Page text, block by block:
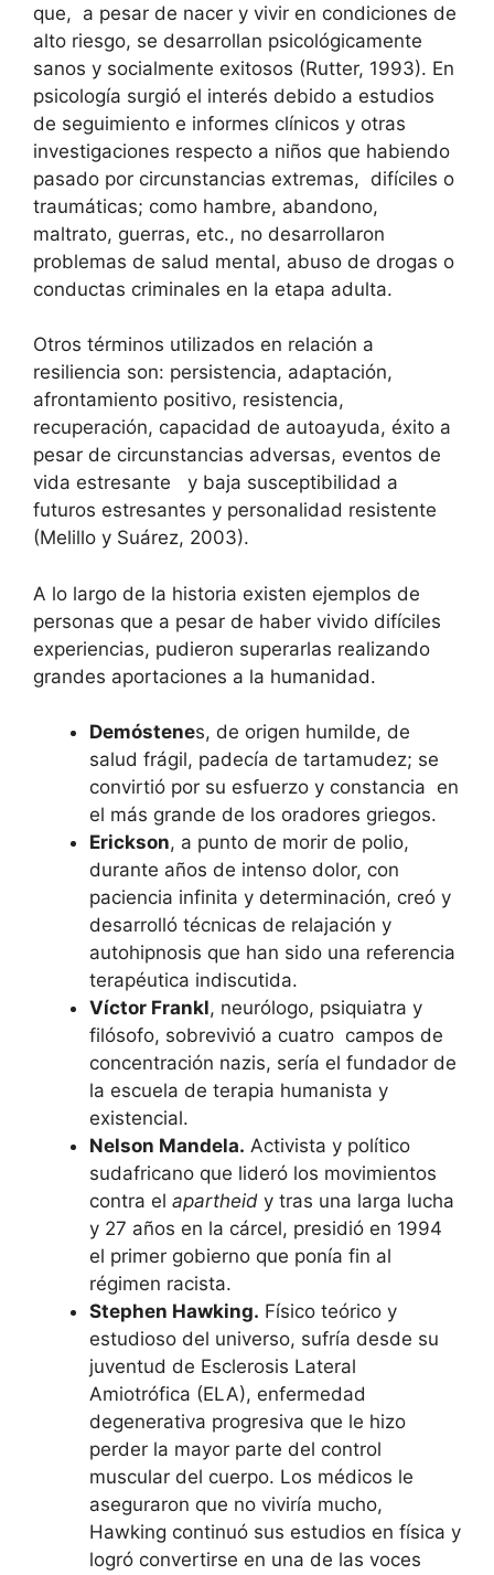
que, a pesar de nacer y vivir en condiciones de
alto riesgo, se desarrollan psicológicamente
sanos y socialmente exitosos (Rutter, 1993). En
psicología surgió el interés debido a estudios
de seguimiento e informes clínicos y otras
investigaciones respecto a niños que habiendo
pasado por circunstancias extremas, difíciles o
traumáticas; como hambre, abandono,
maltrato, guerras, etc., no desarrollaron
problemas de salud mental, abuso de drogas o
conductas criminales en la etapa adulta.
Otros términos utilizados en relación a
resiliencia son: persistencia, adaptación,
afrontamiento positivo, resistencia,
recuperación, capacidad de autoayuda, éxito a
pesar de circunstancias adversas, eventos de
vida estresante y baja susceptibilidad a
futuros estresantes y personalidad resistente
(Melillo y Suárez, 2003).
A lo largo de la historia existen ejemplos de
personas que a pesar de haber vivido difíciles
experiencias, pudieron superarlas realizando
grandes aportaciones a la humanidad.
Demóstenes, de origen humilde, de
salud frágil, padecía de tartamudez; se
convirtió por su esfuerzo y constancia en
el más grande de los oradores griegos.
Erickson, a punto de morir de polio,
durante años de intenso dolor, con
paciencia infinita y determinación, creó y
desarrolló técnicas de relajación y
autohipnosis que han sido una referencia
terapéutica indiscutida.
Víctor Frankl, neurólogo, psiquiatra y
filósofo, sobrevivió a cuatro campos de
concentración nazis, sería el fundador de
la escuela de terapia humanista y
existencial.
Nelson Mandela. Activista y político
sudafricano que lideró los movimientos
contra el apartheid y tras una larga lucha
y 27 años en la cárcel, presidió en 1994
el primer gobierno que ponía fin al
régimen racista.
Stephen Hawking. Físico teórico y
estudioso del universo, sufría desde su
juventud de Esclerosis Lateral
Amiotrófica (ELA), enfermedad
degenerativa progresiva que le hizo
perder la mayor parte del control
muscular del cuerpo. Los médicos le
aseguraron que no viviría mucho,
Hawking continuó sus estudios en física y
logró convertirse en una de las voces